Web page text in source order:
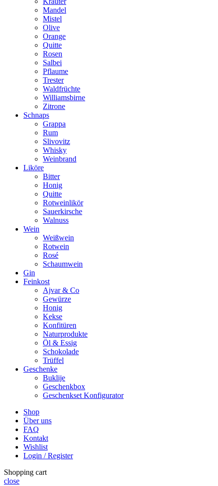
Mandel
Mistel
Olive
Orange
Quitte
Rosen
Salbei
Pflaume
Trester
Waldfrüchte
Williamsbirne
Zitrone
Schnaps
Grappa
Rum
Slivovitz
Whisky
Weinbrand
Liköre
Bitter
Honig
Quitte
Rotweinlikör
Sauerkirsche
Walnuss
Wein
Weißwein
Rotwein
Rosé
Schaumwein
Gin
Feinkost
Ajvar & Co
Gewürze
Honig
Kekse
Konfitüren
Naturprodukte
Öl & Essig
Schokolade
Trüffel
Geschenke
Buklije
Geschenkbox
Geschenkset Konfigurator
Shop
Über uns
FAQ
Kontakt
Wishlist
Login / Register
Shopping cart
close